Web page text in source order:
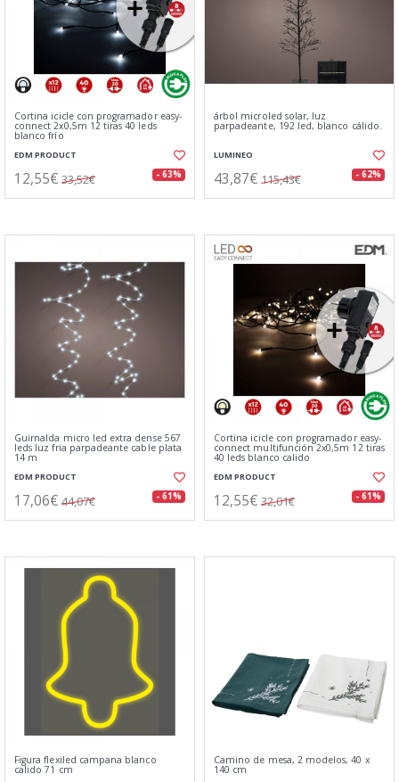
Cortina icicle con programador easy-
connect 2x0,5m 12 tiras 40 leds
blanco frío
EDM PRODUCT
12,55€ 33,52€ - 63%
árbol microled solar, luz
parpadeante, 192 led, blanco cálido.
LUMINEO
43,87€ 115,43€ - 62%
Guirnalda micro led extra dense 567
leds luz fria parpadeante cable plata
14 m
EDM PRODUCT
17,06€ 44,07€ - 61%
Cortina icicle con programador easy-
connect multifunción 2x0,5m 12 tiras
40 leds blanco calido
EDM PRODUCT
12,55€ 32,01€ - 61%
Figura flexiled campana blanco
calido 71 cm
Camino de mesa, 2 modelos, 40 x
140 cm